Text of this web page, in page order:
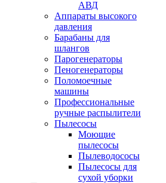
АВД
Аппараты высокого
давления
Барабаны для
шлангов
Парогенераторы
Пеногенераторы
Поломоечные
машины
Профессиональные
ручные распылители
Пылесосы
Моющие
пылесосы
Пылеводососы
Пылесосы для
сухой уборки